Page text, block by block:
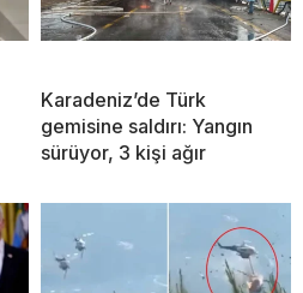
Karadeniz’de Türk
gemisine saldırı: Yangın
sürüyor, 3 kişi ağır